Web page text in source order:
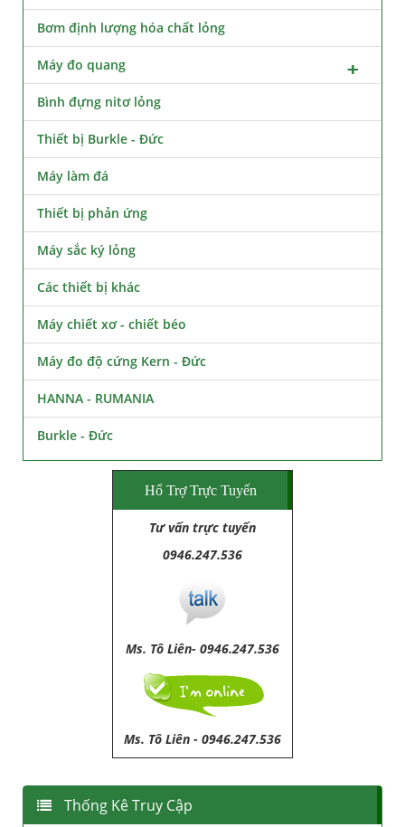
Bơm định lượng hóa chất lỏng
Máy đo quang
Bình đựng nitơ lỏng
Thiết bị Burkle - Đức
Máy làm đá
Thiết bị phản ứng
Máy sắc ký lỏng
Các thiết bị khác
Máy chiết xơ - chiết béo
Máy đo độ cứng Kern - Đức
HANNA - RUMANIA
Burkle - Đức
Hổ Trợ Trực Tuyến
Tư vấn trực tuyến
0946.247.536
Ms. Tô Liên- 0946.247.536
Ms. Tô Liên - 0946.247.536
Thống Kê Truy Cập